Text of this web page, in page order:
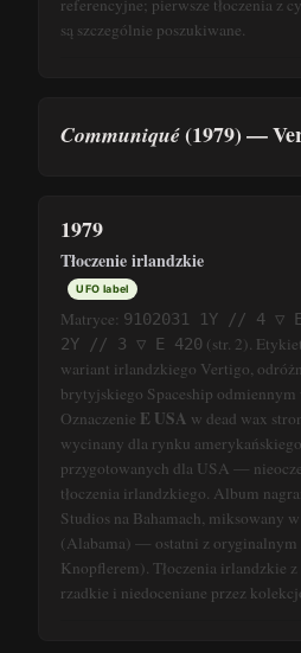
referencyjne; pierwsze tłoczenia z
są szczególnie poszukiwane.
Communiqué(1979) —
1979
Tłoczenie irlandzkie
UFO label
Matryce: 9102031 1Y // 4 ▽ E
2Y // 3 ▽ E 420 (str. 2).
wariant irlandzkiego Vertigo,
brytyjskiego Spaceship
Oznaczenie E USA w dead wax
wycinany dla rynku
przygotowanych dla USA —
tłoczenia irlandzkiego. Album
Studios na Bahamach, miksowany
(Alabama) — ostatni z oryginalnym
Knopflerem). Tłoczenia irlandzkie
rzadkie i niedoceniane przez